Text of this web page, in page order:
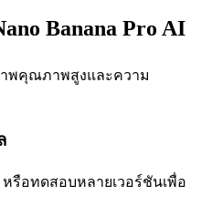
Banana Pro AI
าพคุณภาพสูงและความ
หรือทดสอบหลายเวอร์ชันเพื่อ